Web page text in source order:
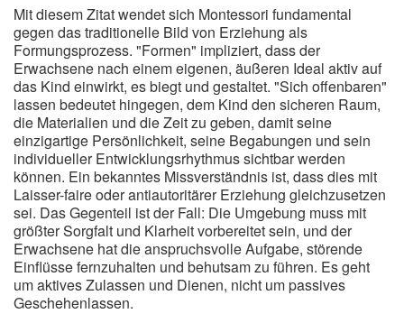
Mit diesem Zitat wendet sich Montessori fundamental
gegen das traditionelle Bild von Erziehung als
Formungsprozess. "Formen" impliziert, dass der
Erwachsene nach einem eigenen, äußeren Ideal aktiv auf
das Kind einwirkt, es biegt und gestaltet. "Sich offenbaren"
lassen bedeutet hingegen, dem Kind den sicheren Raum,
die Materialien und die Zeit zu geben, damit seine
einzigartige Persönlichkeit, seine Begabungen und sein
individueller Entwicklungsrhythmus sichtbar werden
können. Ein bekanntes Missverständnis ist, dass dies mit
Laisser-faire oder antiautoritärer Erziehung gleichzusetzen
sei. Das Gegenteil ist der Fall: Die Umgebung muss mit
größter Sorgfalt und Klarheit vorbereitet sein, und der
Erwachsene hat die anspruchsvolle Aufgabe, störende
Einflüsse fernzuhalten und behutsam zu führen. Es geht
um aktives Zulassen und Dienen, nicht um passives
Geschehenlassen.